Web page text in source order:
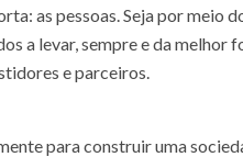
as pessoas. Seja por meio
a levar, sempre e da melhor
e parceiros.
para construir uma